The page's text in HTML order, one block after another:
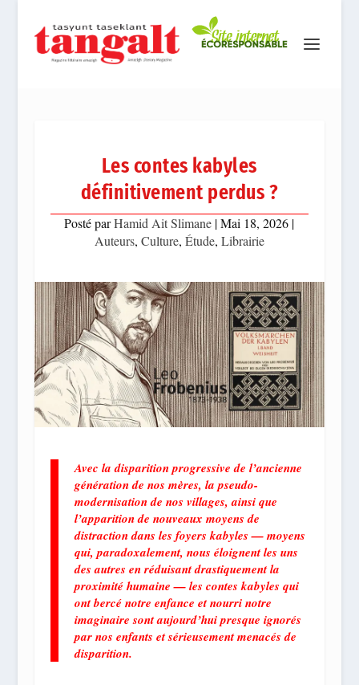
Les contes kabyles
définitivement perdus ?
Posté parHamid Ait Slimane |Mai 18, 2026 |
Auteurs, Culture, Étude, Librairie
Avec la disparition progressive de l’ancienne
génération de nos mères, la pseudo-
modernisation de nos villages, ainsi que
l’apparition de nouveaux moyens de
distraction dans les foyers kabyles — moyens
qui, paradoxalement, nous éloignent les uns
des autres en réduisant drastiquement la
proximité humaine — les contes kabyles qui
ont bercé notre enfance et nourri notre
imaginaire sont aujourd’hui presque ignorés
par nos enfants et sérieusement menacés de
disparition.